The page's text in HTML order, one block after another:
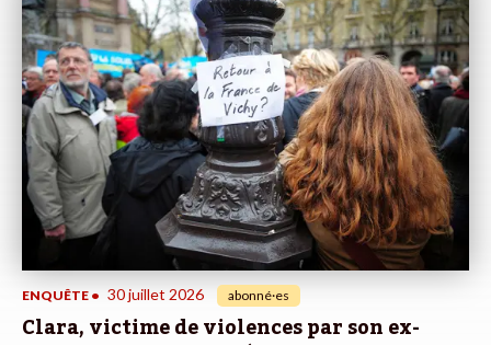
ENQUÊTE • 30 juillet 2026 abonné·es
Clara, victime de violences par son ex-